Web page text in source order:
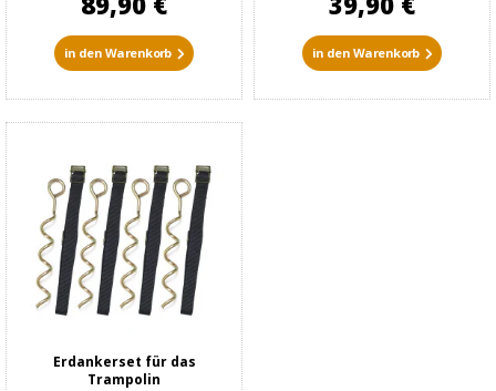
in den Warenkorb in den Warenkorb
Erdankerset für das
Trampolin